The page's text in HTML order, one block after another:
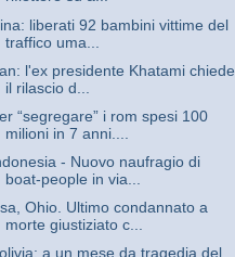
liberati 92 bambini vittime del
traffico uma...
l'ex presidente Khatami chiede
il rilascio d...
“segregare” i rom spesi 100
milioni in 7 anni....
- Nuovo naufragio di
boat-people in via...
Ohio. Ultimo condannato a
morte giustiziato c...
a un mese da tragedia del